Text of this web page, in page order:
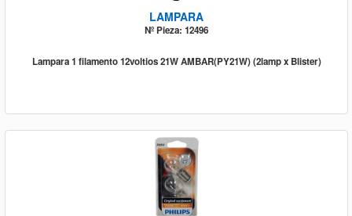
LAMPARA
Nº Pieza: 12496
Lampara 1 filamento 12voltios 21W AMBAR(PY21W) (2lamp x Blister)